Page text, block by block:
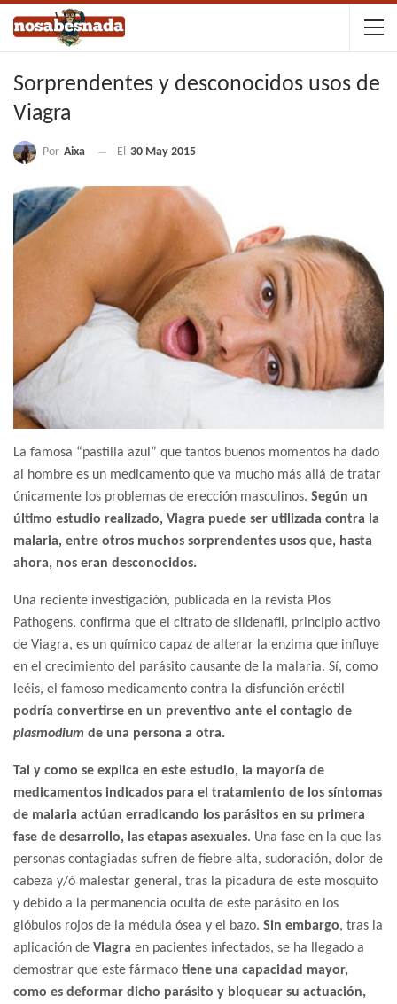
Sorprendentes y desconocidos usos de
Viagra
Por Aixa El 30 May 2015
La famosa “pastilla azul” que tantos buenos momentos ha dado
al hombre es un medicamento que va mucho más allá de tratar
únicamente los problemas de erección masculinos. Según un
último estudio realizado, Viagra puede ser utilizada contra la
malaria, entre otros muchos sorprendentes usos que, hasta
ahora, nos eran desconocidos.
Una reciente investigación, publicada en la revista Plos
Pathogens, confirma que el citrato de sildenafil, principio activo
de Viagra, es un químico capaz de alterar la enzima que influye
en el crecimiento del parásito causante de la malaria. Sí, como
leéis, el famoso medicamento contra la disfunción eréctil
podría convertirse en un preventivo ante el contagio de
plasmodium de una persona a otra.
Tal y como se explica en este estudio, la mayoría de
medicamentos indicados para el tratamiento de los síntomas
de malaria actúan erradicando los parásitos en su primera
fase de desarrollo, las etapas asexuales. Una fase en la que las
personas contagiadas sufren de fiebre alta, sudoración, dolor de
cabeza y/ó malestar general, tras la picadura de este mosquito
y debido a la permanencia oculta de este parásito en los
glóbulos rojos de la médula ósea y el bazo. Sin embargo, tras la
aplicación de Viagra en pacientes infectados, se ha llegado a
demostrar que este fármaco tiene una capacidad mayor,
como es deformar dicho parásito y bloquear su actuación,